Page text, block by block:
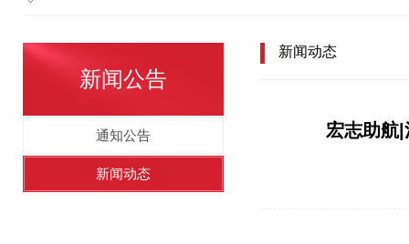
新闻公告
通知公告
新闻动态
新闻动态
宏志助航